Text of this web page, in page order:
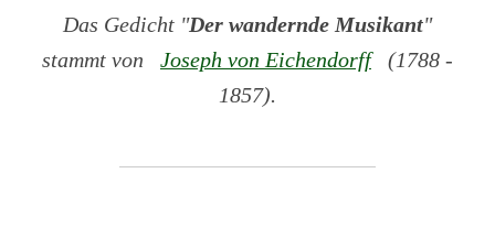
Das Gedicht "Der wandernde Musikant"
stammt von
Joseph von Eichendorff(1788 -
1857).